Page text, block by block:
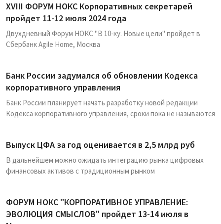
XVIII ФОРУМ НОКС Корпоративных секретарей
пройдет 11-12 июля 2024 года
Двухдневный Форум НОКС "В 10-ку. Новые цели" пройдет в
Сбербанк Agile Home, Москва
Банк России задумался об обновлении Кодекса
корпоративного управления
Банк России планирует начать разработку новой редакции
Кодекса корпоративного управления, сроки пока не называются
Выпуск ЦФА за год оценивается в 2,5 млрд руб
В дальнейшем можно ожидать интеграцию рынка цифровых
финансовых активов с традиционным рынком
ФОРУМ НОКС "КОРПОРАТИВНОЕ УПРАВЛЕНИЕ:
ЭВОЛЮЦИЯ СМЫСЛОВ" пройдет 13-14 июля в